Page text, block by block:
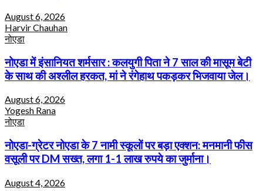
August 6, 2026
Harvir Chauhan
नोएडा
नोएडा में इंसानियत शर्मसार : कलयुगी पिता ने 7 साल की मासूम बेटी
के साथ की अश्लील हरकत, मां ने रंगेहाथ पकड़कर भिजवाया जेल।
August 6, 2026
Yogesh Rana
नोएडा
नोएडा-ग्रेटर नोएडा के 7 नामी स्कूलों पर बड़ा एक्शन: मनमानी फीस
वसूली पर DM सख्त, लगा 1-1 लाख रुपये का जुर्माना।
August 4, 2026